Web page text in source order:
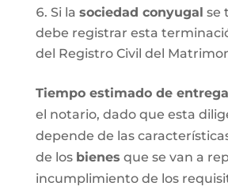
Si la sociedad conyugal se
debe registrar esta
del Registro Civil del
Tiempo estimado de entrega
el notario, dado que esta
depende de las
de los bienes que se van a
incumplimiento de los